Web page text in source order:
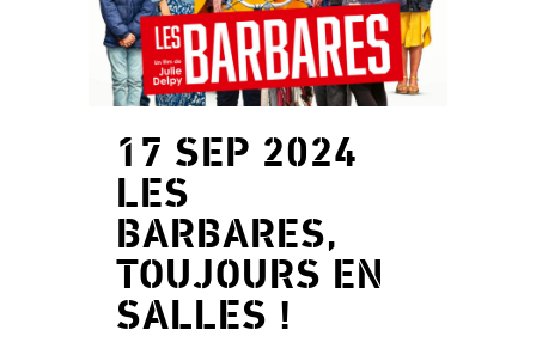
17 SEP 2024
LES
BARBARES,
TOUJOURS EN
SALLES !